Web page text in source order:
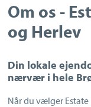
Om os -
og Herlev
Din lokale
nærvær i hele
Når du vælger